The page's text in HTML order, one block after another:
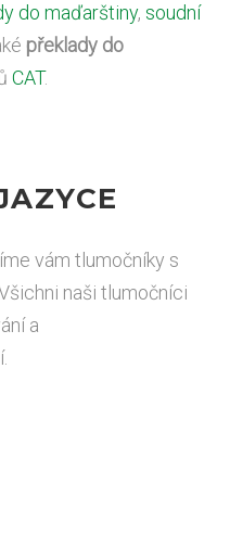
do maďarštiny, soudní
překlady do
CAT.
vám tlumočníky s
naši tlumočníci
a